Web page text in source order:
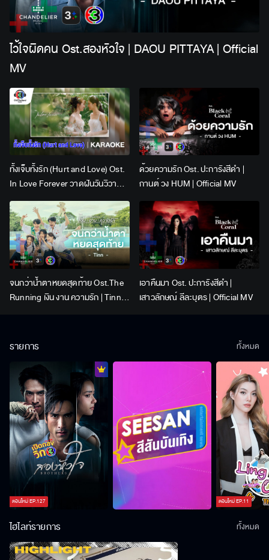
ไว้ใจผิดคน Ost.สองหัวใจ | DAOU PITTAYA | Official
MV
ทั้งเจ็บทั้งรัก (Hurt and Love) Ost.
In Love Forever วาดฝันวันวิวาห์ |
Lingling Kwong x Orm
Kornnaphat | Official Karaoke
ด้วยความรัก Ost. ปะการังสีดำ |
กานต์ วง HUM | Official MV
จนกว่าน้ำตาหยดสุดท้าย Ost.The
Running เงิน งาน ความรัก | Tinn |
เอาคืนมา Ost. ปะการังสีดำ |
เสาวลักษณ์ ลีละบุตร | Official MV
รายการ
ตอนใหม่EP.127 ตอนใหม่EP.11
ทั้งหมด
ไฮไลท์รายการ ทั้งหมด